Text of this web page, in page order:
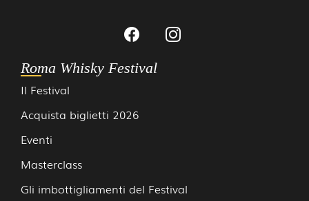
Roma Whisky Festival
Il Festival
Acquista biglietti 2026
Eventi
Masterclass
Gli imbottigliamenti del Festival